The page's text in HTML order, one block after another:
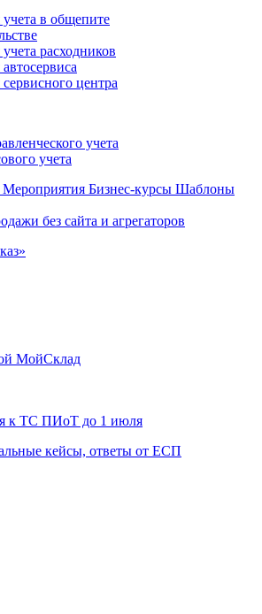
в общепите
расходников
центра
учета
учета
Мероприятия Бизнес-курсы Шаблоны
без сайта и агрегаторов
МойСклад
к ТС ПИоТ до 1 июля
кейсы, ответы от ЕСП